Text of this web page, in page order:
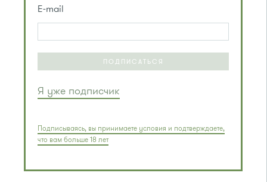
E-mail
ПОДПИСАТЬСЯ
Я уже подписчик
Подписываясь, вы принимаете условия и подтверждаете,
что вам больше 18 лет